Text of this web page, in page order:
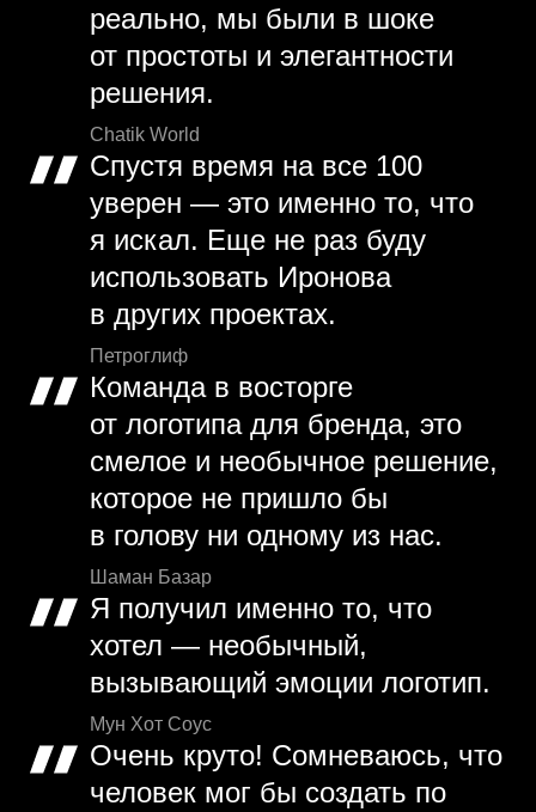
реально, мы были в шоке
от простоты и элегантности
решения.
Chatik World
Спустя время на все 100
уверен — это именно то, что
я искал. Еще не раз буду
использовать Иронова
в других проектах.
Петроглиф
Команда в восторге
от логотипа для бренда, это
смелое и необычное решение,
которое не пришло бы
в голову ни одному из нас.
Шаман Базар
Я получил именно то, что
хотел — необычный,
вызывающий эмоции логотип.
Мун Хот Соус
Очень круто! Сомневаюсь, что
человек мог бы создать по